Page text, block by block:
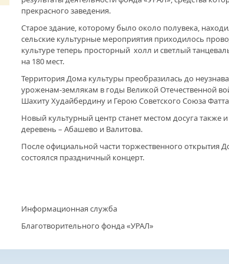
ОБРАЗОВАНИЯ ПОГРАНИЧНЫХ ВОЙСК
прекрасного заведения.
Старое здание, которому было около полувека,
сельские культурные мероприятия приходилось
культуре теперь просторный холл и светлый
на 180 мест.
Территория Дома культуры преобразилась до
уроженам-землякам в годы Великой Отечественной
Шахиту Худайбердину и Герою Советского Союза
Новый культурный центр станет местом досуга
деревень – Абашево и Валитова.
После официальной части торжественного открытия
состоялся праздничный концерт.
Информационная служба
Благотворительного фонда «УРАЛ»